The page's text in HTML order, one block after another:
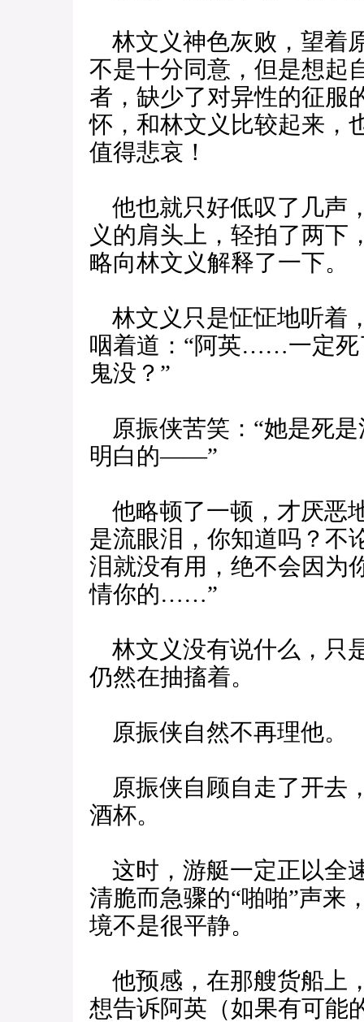
林文义神色灰败，望着
不是十分同意，但是想起
者，缺少了对异性的征服
怀，和林文义比较起来，
值得悲哀！
他也就只好低叹了几声
义的肩头上，轻拍了两下
略向林文义解释了一下。
林文义只是怔怔地听着
咽着道：“阿英……一定
鬼没？”
原振侠苦笑：“她是死
明白的——”
他略顿了一顿，才厌恶
是流眼泪，你知道吗？不
泪就没有用，绝不会因为
情你的……”
林文义没有说什么，只
仍然在抽搐着。
原振侠自然不再理他。
原振侠自顾自走了开去
酒杯。
这时，游艇一定正以全
清脆而急骤的“啪啪”声来
境不是很平静。
他预感，在那艘货船上
想告诉阿英（如果有可能